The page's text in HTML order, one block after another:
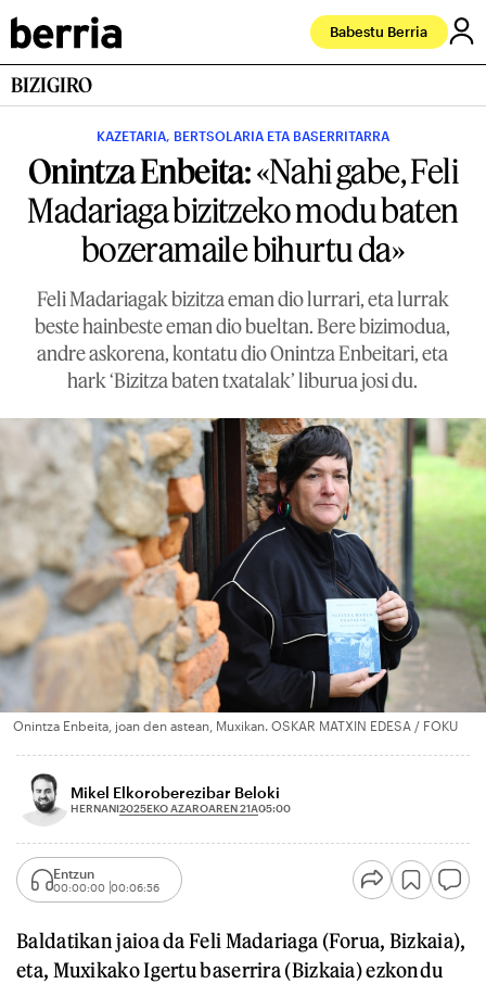
Babestu Berria
BIZIGIRO
KAZETARIA, BERTSOLARIA ETA BASERRITARRA
Onintza Enbeita:«Nahi gabe, Feli
Madariaga bizitzeko modu baten
bozeramaile bihurtu da»
Feli Madariagak bizitza eman dio lurrari, eta lurrak
beste hainbeste eman dio bueltan. Bere bizimodua,
andre askorena, kontatu dio Onintza Enbeitari, eta
hark ‘Bizitza baten txatalak’ liburua josi du.
Onintza Enbeita, joan den astean, Muxikan. OSKAR MATXIN EDESA / FOKU
Mikel Elkoroberezibar Beloki
HERNANI2025EKO AZAROAREN 21A05:00
Entzun
00:00:00 00:06:56
Baldatikan jaioa da Feli Madariaga (Forua, Bizkaia),
eta, Muxikako Igertu baserrira (Bizkaia) ezkondu